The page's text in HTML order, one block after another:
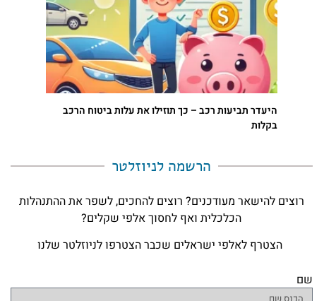
היעדר תביעות רכב – כך תוזילו את עלות ביטוח הרכב
בקלות
הרשמה לניוזלטר​
רוצים להישאר מעודכנים? רוצים להחכים, לשפר את ההתנהלות
הכלכלית ואף לחסוך אלפי שקלים?
הצטרף לאלפי ישראלים שכבר הצטרפו לניוזלטר שלנו
שם